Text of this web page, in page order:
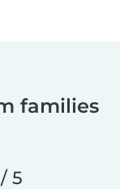
families
5